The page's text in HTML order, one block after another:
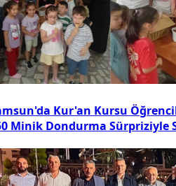
Kur'an Kursu
Minik Dondurma Sürpriziyle